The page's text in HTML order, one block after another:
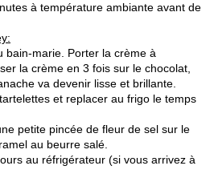
à température ambiante avant de
bain-marie. Porter la crème à
la crème en 3 fois sur le chocolat,
va devenir lisse et brillante.
et replacer au frigo le temps
petite pincée de fleur de sel sur le
au beurre salé.
au réfrigérateur (si vous arrivez à